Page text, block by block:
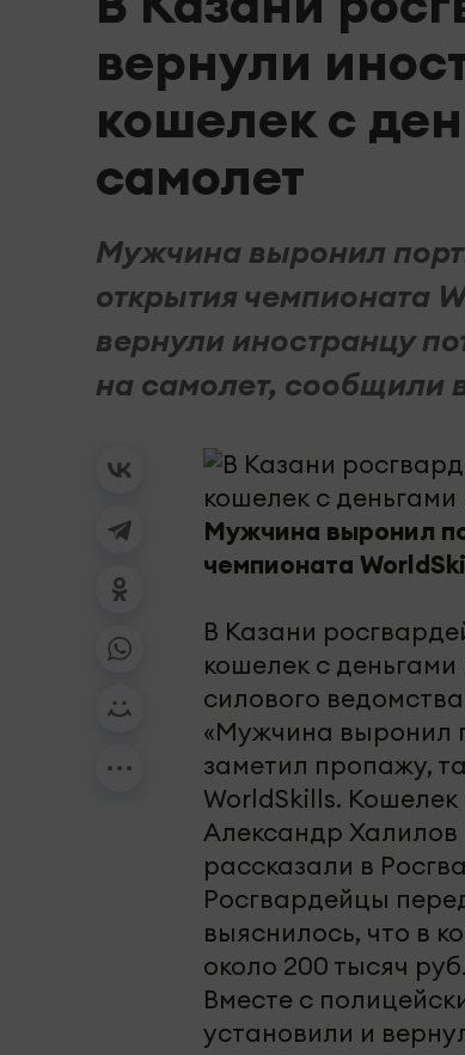
вернули
кошелек с
самолет
Мужчина выронил
открытия чемпионата
вернули иностранцу
на самолет, сообщили
Мужчина выронил
чемпионата
В Казани
кошелек с
силового
«Мужчина выронил
заметил пропажу,
WorldSkills.
Александр Халилов
рассказали в
Росгвардейцы
выяснилось, что в
около 200 тысяч
Вместе с
установили и